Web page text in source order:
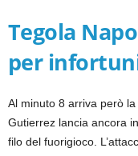
Tegola
per
Al minuto 8 arriva però
Gutierrez lancia ancora
filo del fuorigioco.